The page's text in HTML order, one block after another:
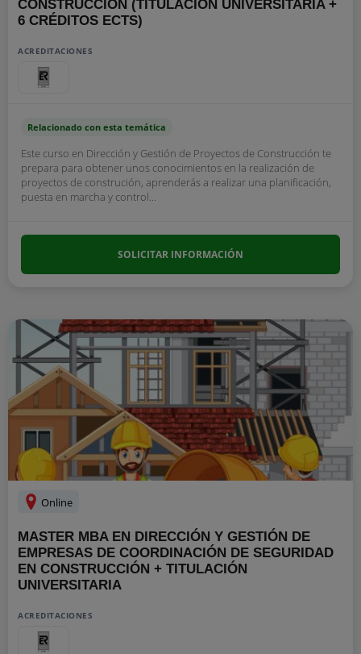
CONSTRUCCIÓN (TITULACIÓN UNIVERSITARIA +
6 CRÉDITOS ECTS)
ACREDITACIONES
Relacionado con esta temática
Este curso en Dirección y Gestión de Proyectos de Construcción te
prepara para obtener unos conocimientos en la realización de
proyectos de construción, aprenderás a realizar una planificación,
puesta en marcha y control...
SOLICITAR INFORMACIÓN
Online
MASTER MBA EN DIRECCIÓN Y GESTIÓN DE
EMPRESAS DE COORDINACIÓN DE SEGURIDAD
EN CONSTRUCCIÓN + TITULACIÓN
UNIVERSITARIA
ACREDITACIONES